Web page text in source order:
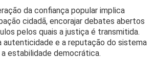
da confiança popular implica
cidadã, encorajar debates abertos
pelos quais a justiça é transmitida.
autenticidade e a reputação do sistema
estabilidade democrática.